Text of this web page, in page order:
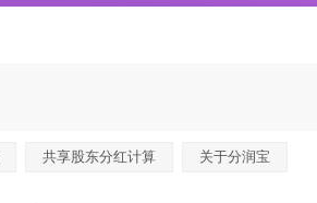
共享股东分红计算 关于分润宝